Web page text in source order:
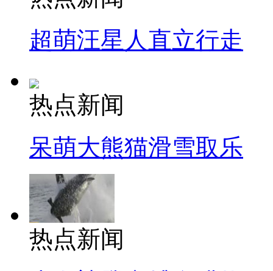
超萌汪星人直立行走
热点新闻
呆萌大熊猫滑雪取乐
热点新闻